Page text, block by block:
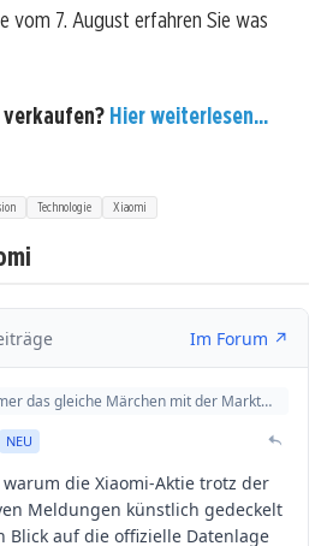
vom 7. August erfahren Sie was
Hier weiterlesen...
Technologie Xiaomi